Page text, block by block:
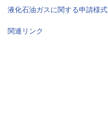
液化石油ガスに関する申請様式
関連リンク